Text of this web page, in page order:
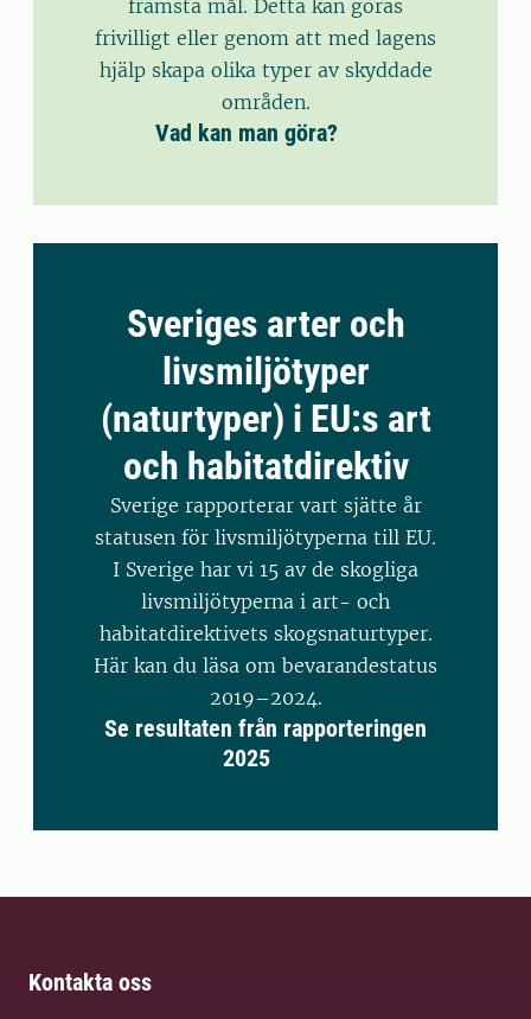
främsta mål. Detta kan göras
frivilligt eller genom att med lagens
hjälp skapa olika typer av skyddade
områden.
Vad kan man göra?
Sveriges arter och
livsmiljötyper
(naturtyper) i EU:s art
och habitatdirektiv
Sverige rapporterar vart sjätte år
statusen för livsmiljötyperna till EU.
I Sverige har vi 15 av de skogliga
livsmiljötyperna i art- och
habitatdirektivets skogsnaturtyper.
Här kan du läsa om bevarandestatus
2019–2024.
Se resultaten från rapporteringen
2025
Kontakta oss